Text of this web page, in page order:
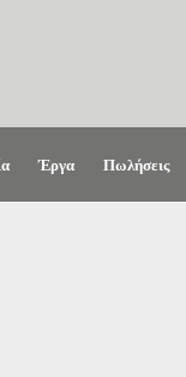
Έργα Πωλήσεις